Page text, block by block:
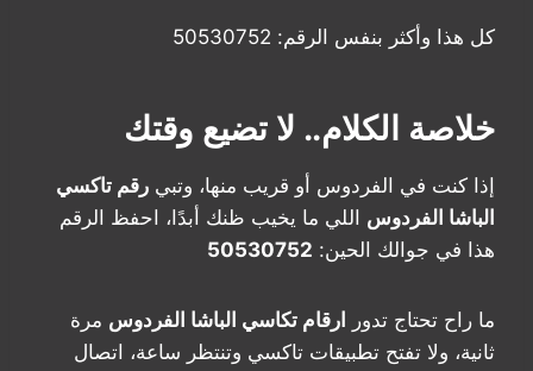
كل هذا وأكثر بنفس الرقم: 50530752
خلاصة الكلام.. لا تضيع وقتك
إذا كنت في الفردوس أو قريب منها، وتبي رقم تاكسي
الباشا الفردوس اللي ما يخيب ظنك أبدًا، احفظ الرقم
هذا في جوالك الحين: 50530752
ما راح تحتاج تدور ارقام تكاسي الباشا الفردوس مرة
ثانية، ولا تفتح تطبيقات تاكسي وتنتظر ساعة، اتصال